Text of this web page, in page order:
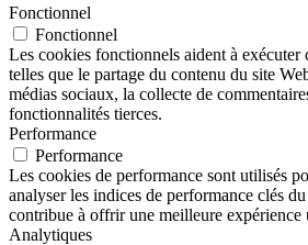
Fonctionnel
Fonctionnel
Les cookies fonctionnels aident à exécuter
telles que le partage du contenu du site
médias sociaux, la collecte de
fonctionnalités tierces.
Performance
Performance
Les cookies de performance sont utilisés
analyser les indices de performance clés
contribue à offrir une meilleure expérience
Analytiques